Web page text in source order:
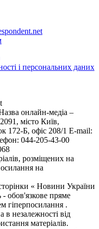
і персональних даних
онлайн-медіа –
місто Київ,
Б, офіс 208/1 E-mail:
044-205-43-00
розміщених на
на
« Новини України
- обов'язкове пряме
гіперпосилання .
незалежності від
матеріалів.